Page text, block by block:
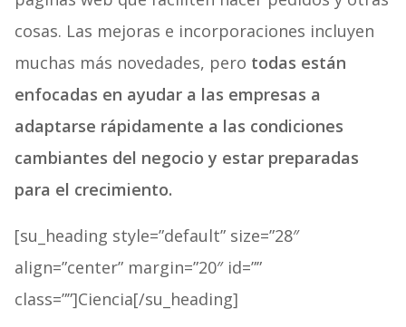
cosas. Las mejoras e incorporaciones incluyen
muchas más novedades, pero todas están
enfocadas en ayudar a las empresas a
adaptarse rápidamente a las condiciones
cambiantes del negocio y estar preparadas
para el crecimiento.
[su_heading style=”default” size=”28″
align=”center” margin=”20″ id=””
class=””]Ciencia[/su_heading]